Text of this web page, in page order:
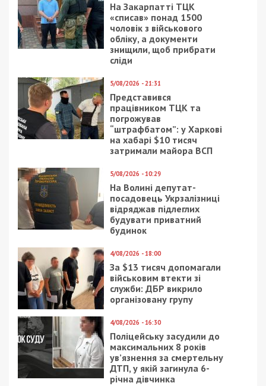
На Закарпатті ТЦК
«списав» понад 1500
чоловік з військового
обліку, а документи
знищили, щоб прибрати
сліди
5/08/2026 - 21:31
Представився
працівником ТЦК та
погрожував
“штрафбатом”: у Харкові
на хабарі $10 тисяч
затримали майора ВСП
5/08/2026 - 10:29
На Волині депутат-
посадовець Укрзалізниці
відряджав підлеглих
будувати приватний
будинок
4/08/2026 - 18:00
За $13 тисяч допомагали
військовим втекти зі
служби: ДБР викрило
організовану групу
4/08/2026 - 16:30
Поліцейську засудили до
максимальних 8 років
ув’язнення за смертельну
ДТП, у якій загинула 6-
річна дівчинка